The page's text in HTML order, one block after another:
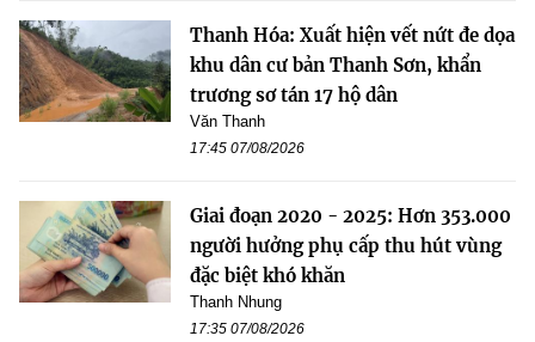
Thanh Hóa: Xuất hiện vết nứt đe dọa
khu dân cư bản Thanh Sơn, khẩn
trương sơ tán 17 hộ dân
Văn Thanh
17:45 07/08/2026
Giai đoạn 2020 - 2025: Hơn 353.000
người hưởng phụ cấp thu hút vùng
đặc biệt khó khăn
Thanh Nhung
17:35 07/08/2026